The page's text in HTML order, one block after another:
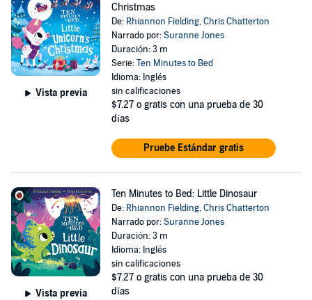
Vista previa
Christmas
De: Rhiannon Fielding,Chris Chatterton
Narrado por:Suranne Jones
Duración: 3 m
Serie:Ten Minutes to Bed
Idioma: Inglés
sin calificaciones
$7.27 o gratis con una prueba de 30
días
Pruebe Estándar gratis
Vista previa
Ten Minutes to Bed: Little Dinosaur
De: Rhiannon Fielding,Chris Chatterton
Narrado por:Suranne Jones
Duración: 3 m
Idioma: Inglés
sin calificaciones
$7.27 o gratis con una prueba de 30
días